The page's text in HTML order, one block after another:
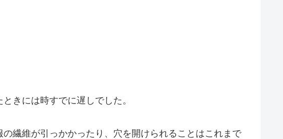
きには時すでに遅しでした。
繊維が引っかかったり、穴を開けられることはこれまで